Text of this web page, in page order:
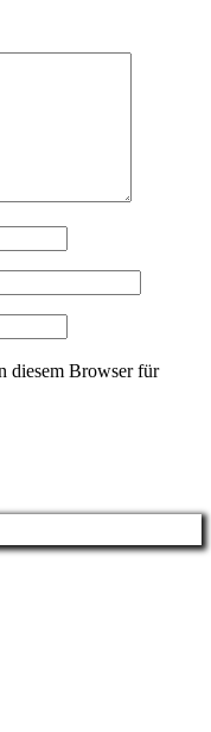
diesem Browser für